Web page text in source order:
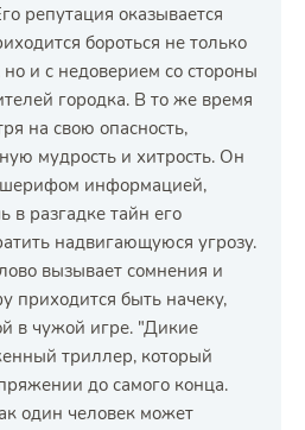
репутация оказывается
бороться не только
и с недоверием со стороны
городка. В то же время
на свою опасность,
мудрость и хитрость. Он
шерифом информацией,
в разгадке тайн его
надвигающуюся угрозу.
вызывает сомнения и
приходится быть начеку,
в чужой игре. "Дикие
триллер, который
до самого конца.
один человек может